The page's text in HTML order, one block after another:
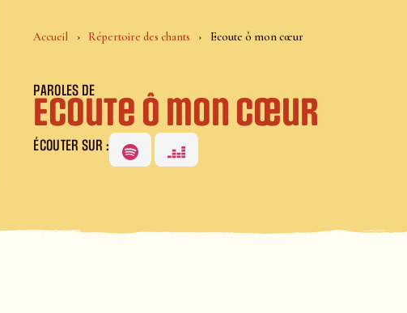
Accueil Répertoire des chants Ecoute ô mon cœur
PAROLES DE
Ecoute ô mon cœur
ÉCOUTER SUR :